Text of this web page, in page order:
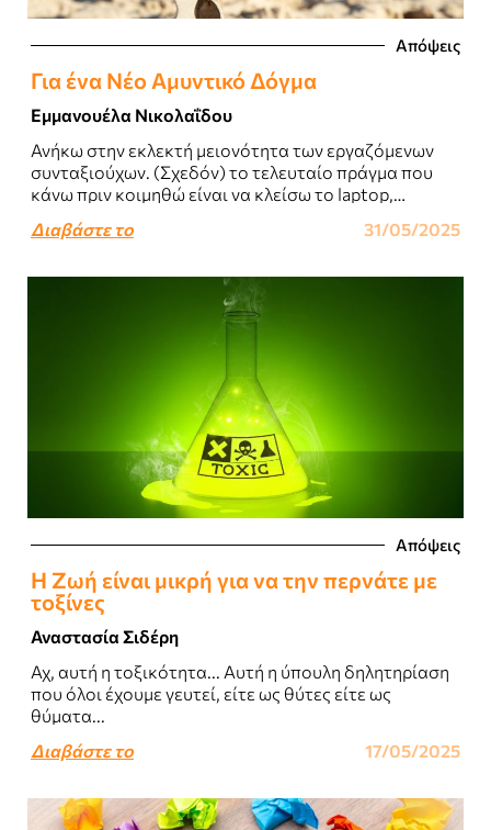
Απόψεις
Για ένα Νέο Αμυντικό Δόγμα
Εμμανουέλα Νικολαΐδου
Ανήκω στην εκλεκτή μειονότητα των εργαζόμενων
συνταξιούχων. (Σχεδόν) το τελευταίο πράγμα που
κάνω πριν κοιμηθώ είναι να κλείσω το laptop,
μέρας...
Διαβάστε το 31/05/2025
Απόψεις
Η Ζωή είναι μικρή για να την περνάτε με
τοξίνες
Αναστασία Σιδέρη
Αχ, αυτή η τοξικότητα... Αυτή η ύπουλη δηλητηρίαση
που όλοι έχουμε γευτεί, είτε ως θύτες είτε ως
θύματα...
Διαβάστε το
17/05/2025